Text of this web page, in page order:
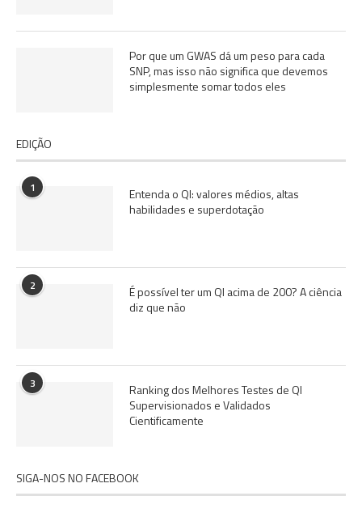
Por que um GWAS dá um peso para cada
SNP, mas isso não significa que devemos
simplesmente somar todos eles
EDIÇÃO
1
Entenda o QI: valores médios, altas
habilidades e superdotação
2
É possível ter um QI acima de 200? A ciência
diz que não
3
Ranking dos Melhores Testes de QI
Supervisionados e Validados
Cientificamente
SIGA-NOS NO FACEBOOK